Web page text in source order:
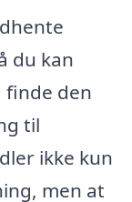
du kan
den
til
ikke kun
men at